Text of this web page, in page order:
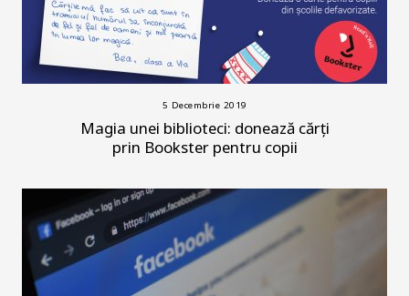
5 Decembrie 2019
Magia unei biblioteci: donează cărți
prin Bookster pentru copii